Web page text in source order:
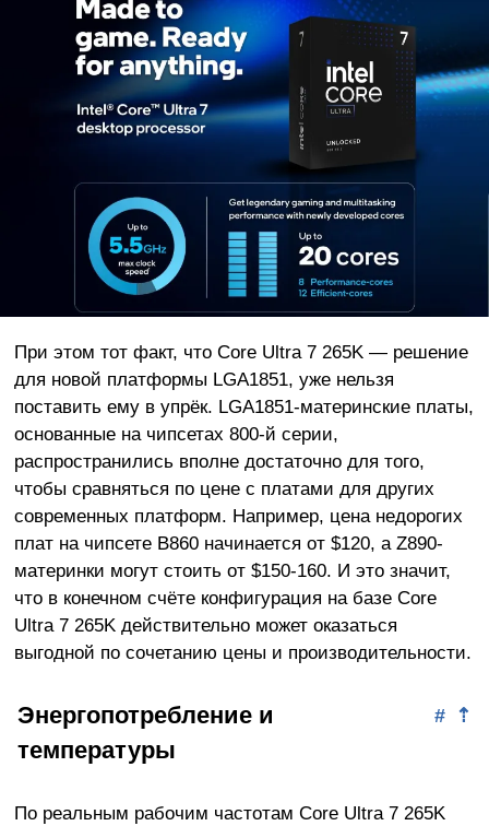
При этом тот факт, что Core Ultra 7 265K — решение
для новой платформы LGA1851, уже нельзя
поставить ему в упрёк. LGA1851-материнские платы,
основанные на чипсетах 800-й серии,
распространились вполне достаточно для того,
чтобы сравняться по цене с платами для других
современных платформ. Например, цена недорогих
плат на чипсете B860 начинается от $120, а Z890-
материнки могут стоить от $150-160. И это значит,
что в конечном счёте конфигурация на базе Core
Ultra 7 265K действительно может оказаться
выгодной по сочетанию цены и производительности.
⇡
#
Энергопотребление и
температуры
По реальным рабочим частотам Core Ultra 7 265K